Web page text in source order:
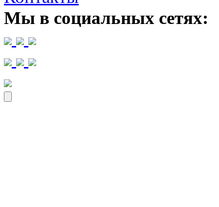
Мы в социальных сетях: